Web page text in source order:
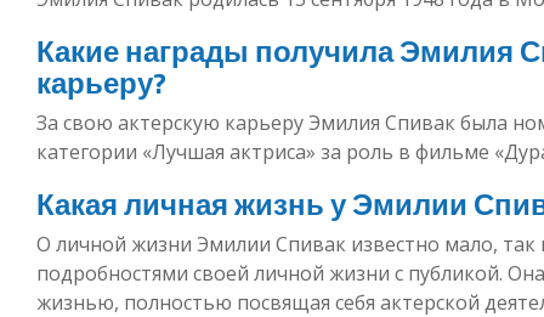
Какие награды получила Эмилия
карьеру?
За свою актерскую карьеру Эмилия Спивак была
категории «Лучшая актриса» за роль в фильме
Какая личная жизнь у Эмилии
О личной жизни Эмилии Спивак известно мало, так
подробностями своей личной жизни с публикой.
жизнью, полностью посвящая себя актерской